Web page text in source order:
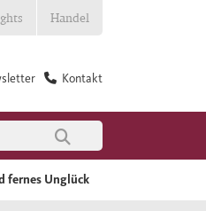
Handel
Kontakt
fernes Unglück